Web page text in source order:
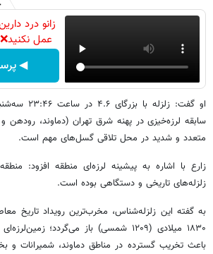
زانو درد
عمل
◀
او گفت:
سابقه لرزه‌خیزی در پهنه شرق تهران (دماوند، رودهن
متعدد و شدید در محل تلاقی گسل‌های مهم است.
زارع با اشاره به پیشینه لرزه‌ای منطقه افزود:
زلزله‌های تاریخی و دستگاهی بوده است.
به گفته این زلزله‌شناس، مخرب‌ترین رویداد تاریخ
باعث تخریب گسترده در مناطق دماوند، شمیرانات